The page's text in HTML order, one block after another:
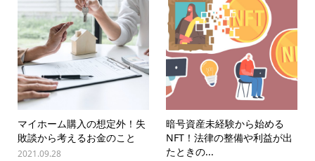
マイホーム購入の想定外！失
敗談から考えるお金のこと
2021.09.28
暗号資産未経験から始める
NFT！法律の整備や利益が出
たときの...